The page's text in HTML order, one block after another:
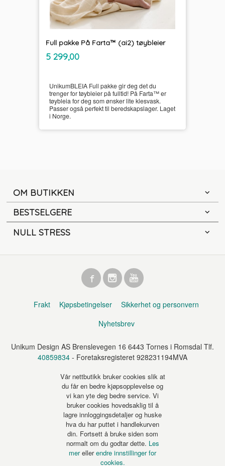
Full pakke På Farta™ (ai2) tøybleier
Pris
5 299,00mva.
UnikumBLEIA Full pakke gir deg det du
trenger for tøybleier på fulltid! På Farta™ er
tøybleia for deg som ønsker lite klesvask.
Passer også perfekt til beredskapslager. Laget
i Norge.
OM BUTIKKEN
BESTSELGERE
NULL STRESS
Frakt Kjøpsbetingelser
Sikkerhet og personvern
Nyhetsbrev
Unikum Design AS Brenslevegen 16 6443 Tornes i Romsdal Tlf.
40859834 - Foretaksregisteret 928231194MVA
Vår nettbutikk bruker cookies slik at
du får en bedre kjøpsopplevelse og
vi kan yte deg bedre service. Vi
bruker cookies hovedsaklig til å
lagre innloggingsdetaljer og huske
hva du har puttet i handlekurven
din. Fortsett å bruke siden som
normalt om du godtar dette. Les
merellerendre innstillinger for
cookies.